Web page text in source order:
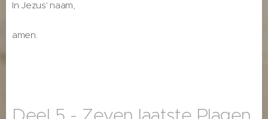
In Jezus' naam,
amen.